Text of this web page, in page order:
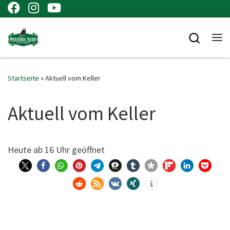
Zum Inhalt springen
Startseite »Aktuell vom Keller
Aktuell vom Keller
Heu­te ab 16 Uhr geöffnet